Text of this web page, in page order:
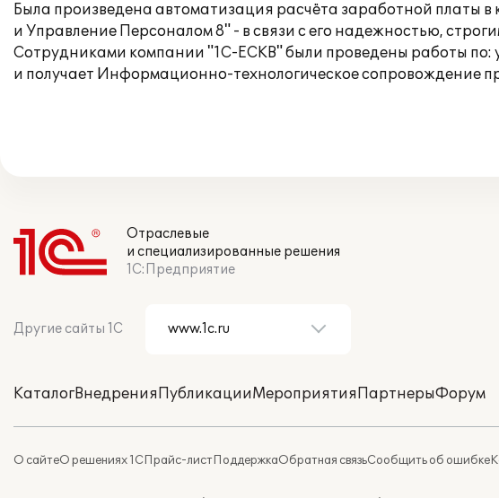
Была произведена автоматизация расчёта заработной
и Управление Персоналом 8" - в связи с его надежностью,
Сотрудниками компании "1С-ЕСКВ" были проведены работы по:
и получает Информационно-технологическое сопровождение
Отраслевые
и специализированные решения
1С:Предприятие
Другие сайты 1С
КаталогВнедренияПубликацииМероприятияПартнерыФорум
О сайтеО решениях 1СПрайс-листПоддержкаОбратная связьСообщить об ошибке